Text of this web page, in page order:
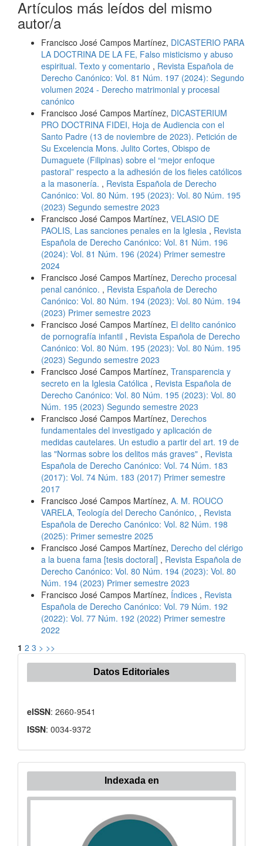
Artículos más leídos del mismo
autor/a
Francisco José Campos Martínez, DICASTERIO PARA
LA DOCTRINA DE LA FE, Falso misticismo y abuso
espiritual. Texto y comentario , Revista Española de
Derecho Canónico: Vol. 81 Núm. 197 (2024): Segundo
volumen 2024 - Derecho matrimonial y procesal
canónico
Francisco José Campos Martínez, DICASTERIUM
PRO DOCTRINA FIDEI, Hoja de Audiencia con el
Santo Padre (13 de noviembre de 2023). Petición de
Su Excelencia Mons. Julito Cortes, Obispo de
Dumaguete (Filipinas) sobre el “mejor enfoque
pastoral” respecto a la adhesión de los fieles católicos
a la masonería. , Revista Española de Derecho
Canónico: Vol. 80 Núm. 195 (2023): Vol. 80 Núm. 195
(2023) Segundo semestre 2023
Francisco José Campos Martínez, VELASIO DE
PAOLIS, Las sanciones penales en la Iglesia , Revista
Española de Derecho Canónico: Vol. 81 Núm. 196
(2024): Vol. 81 Núm. 196 (2024) Primer semestre
2024
Francisco José Campos Martínez, Derecho procesal
penal canónico. , Revista Española de Derecho
Canónico: Vol. 80 Núm. 194 (2023): Vol. 80 Núm. 194
(2023) Primer semestre 2023
Francisco José Campos Martínez, El delito canónico
de pornografía infantil , Revista Española de Derecho
Canónico: Vol. 80 Núm. 195 (2023): Vol. 80 Núm. 195
(2023) Segundo semestre 2023
Francisco José Campos Martínez, Transparencia y
secreto en la Iglesia Católica , Revista Española de
Derecho Canónico: Vol. 80 Núm. 195 (2023): Vol. 80
Núm. 195 (2023) Segundo semestre 2023
Francisco José Campos Martínez, Derechos
fundamentales del investigado y aplicación de
medidas cautelares. Un estudio a partir del art. 19 de
las "Normas sobre los delitos más graves" , Revista
Española de Derecho Canónico: Vol. 74 Núm. 183
(2017): Vol. 74 Núm. 183 (2017) Primer semestre
2017
Francisco José Campos Martínez, A. M. ROUCO
VARELA, Teología del Derecho Canónico, , Revista
Española de Derecho Canónico: Vol. 82 Núm. 198
(2025): Primer semestre 2025
Francisco José Campos Martínez, Derecho del clérigo
a la buena fama [tesis doctoral] , Revista Española de
Derecho Canónico: Vol. 80 Núm. 194 (2023): Vol. 80
Núm. 194 (2023) Primer semestre 2023
Francisco José Campos Martínez, Índices , Revista
Española de Derecho Canónico: Vol. 79 Núm. 192
(2022): Vol. 77 Núm. 192 (2022) Primer semestre
2022
1 2 3 > >>
Datos Editoriales
eISSN: 2660-9541
ISSN: 0034-9372
Indexada
Indexada en